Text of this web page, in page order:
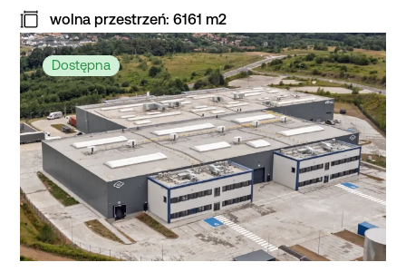
wolna przestrzeń: 6161 m2
Hala
we Wrześni
II
Dostępna